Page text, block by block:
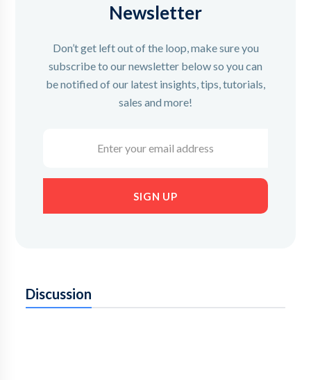
Newsletter
Don’t get left out of the loop, make sure you
subscribe to our newsletter below so you can
be notified of our latest insights, tips, tutorials,
sales and more!
SIGN UP
Discussion